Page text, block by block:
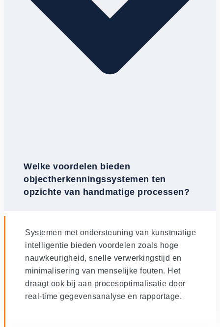
Welke voordelen bieden
objectherkenningssystemen ten
opzichte van handmatige processen?
Systemen met ondersteuning van kunstmatige
intelligentie bieden voordelen zoals hoge
nauwkeurigheid, snelle verwerkingstijd en
minimalisering van menselijke fouten. Het
draagt ook bij aan procesoptimalisatie door
real-time gegevensanalyse en rapportage.